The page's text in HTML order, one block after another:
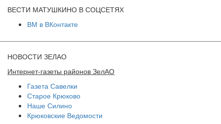
ВЕСТИ МАТУШКИНО В СОЦСЕТЯХ
ВМ в ВКонтакте
НОВОСТИ ЗЕЛАО
Интернет-газеты районов ЗелАО
Газета Савелки
Старое Крюково
Наше Силино
Крюковские Ведомости